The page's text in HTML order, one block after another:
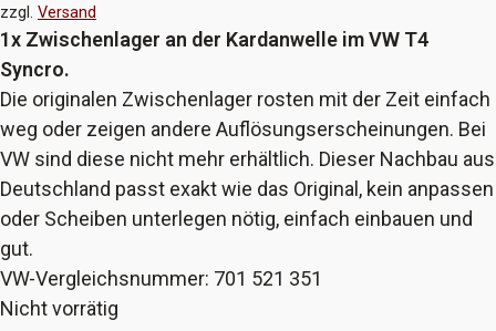
zzgl. Versand
1x Zwischenlager an der Kardanwelle im VW T4
Syncro.
Die originalen Zwischenlager rosten mit der Zeit einfach
weg oder zeigen andere Auflösungserscheinungen. Bei
VW sind diese nicht mehr erhältlich. Dieser Nachbau aus
Deutschland passt exakt wie das Original, kein anpassen
oder Scheiben unterlegen nötig, einfach einbauen und
gut.
VW-Vergleichsnummer: 701 521 351
Nicht vorrätig